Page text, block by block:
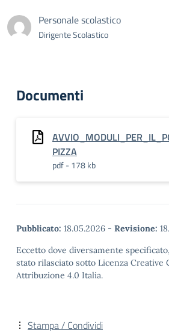
Personale scolastico
Dirigente Scolastico
Documenti
PIZZA
pdf - 178 kb
Pubblicato: 18.05.2026 - Revisione:
Eccetto dove diversamente
stato rilasciato sotto Licenza Creative
Attribuzione 4.0 Italia.
Stampa / Condividi